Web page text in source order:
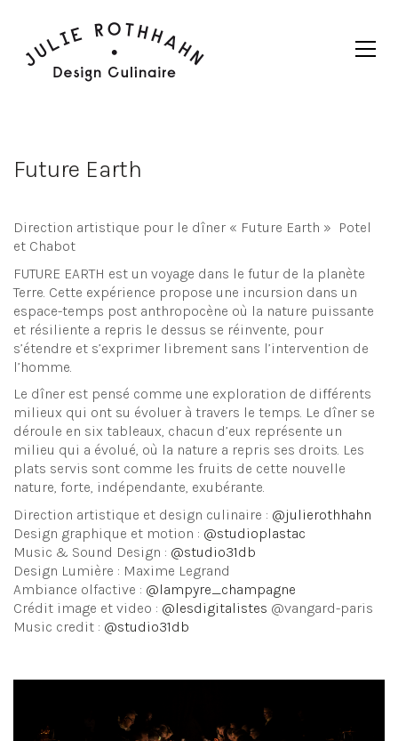
Future Earth
Direction artistique pour le dîner « Future Earth » Potel
et Chabot
FUTURE EARTH est un voyage dans le futur de la planète
Terre. Cette expérience propose une incursion dans un
espace-temps post anthropocène où la nature puissante
et résiliente a repris le dessus se réinvente, pour
s’étendre et s’exprimer librement sans l’intervention de
l’homme.
Le dîner est pensé comme une exploration de différents
milieux qui ont su évoluer à travers le temps. Le dîner se
déroule en six tableaux, chacun d’eux représente un
milieu qui a évolué, où la nature a repris ses droits. Les
plats servis sont comme les fruits de cette nouvelle
nature, forte, indépendante, exubérante.
Direction artistique et design culinaire : @julierothhahn
Design graphique et motion : @studioplastac
Music & Sound Design : @studio31db
Design Lumière : Maxime Legrand
Ambiance olfactive : @lampyre_champagne
Crédit image et video : @lesdigitalistes @vangard-paris
Music credit : @studio31db